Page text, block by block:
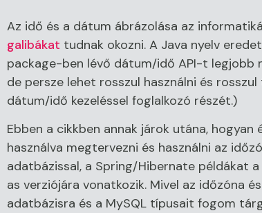
Az idő és a dátum ábrázolása az
galibákat tudnak okozni. A Java nyelv
package-ben lévő dátum/idő API-t legjobb
de persze lehet rosszul használni és
dátum/idő kezeléssel foglalkozó részét.)
Ebben a cikkben annak járok utána,
használva megtervezni és használni az
adatbázissal, a Spring/Hibernate példákat
as verziójára vonatkozik. Mivel az időzóna
adatbázisra és a MySQL típusait fogom